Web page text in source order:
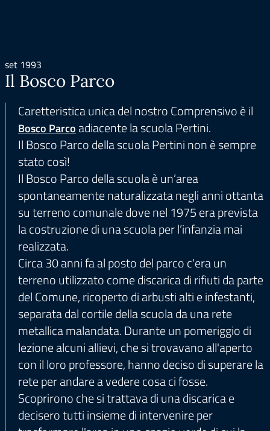
set 1993
Il Bosco Parco
Caretteristica unica del nostro Comprensivo è il
Bosco Parcoadiacente la scuola Pertini.
Il Bosco Parco della scuola Pertini non è sempre
stato così!
Il Bosco Parco della scuola è un’area
spontaneamente naturalizzata negli anni ottanta
su terreno comunale dove nel 1975 era prevista
la costruzione di una scuola per l’infanzia mai
realizzata.
Circa 30 anni fa al posto del parco c'era un
terreno utilizzato come discarica di rifiuti da parte
del Comune, ricoperto di arbusti alti e infestanti,
separata dal cortile della scuola da una rete
metallica malandata. Durante un pomeriggio di
lezione alcuni allievi, che si trovavano all'aperto
con il loro professore, hanno deciso di superare la
rete per andare a vedere cosa ci fosse.
Scoprirono che si trattava di una discarica e
decisero tutti insieme di intervenire per